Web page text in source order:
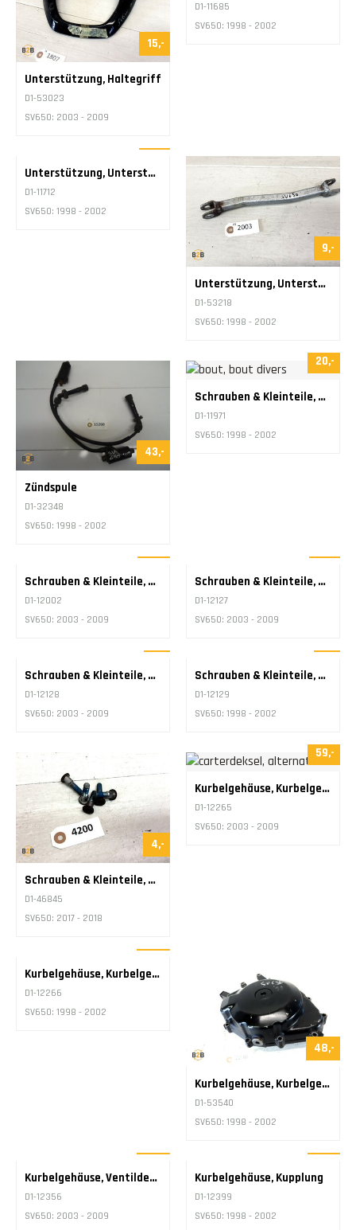
15,-
Unterstützung, Haltegriff
D1-53023
SV650: 2003 - 2009
D1-11685
SV650: 1998 - 2002
Unterstützung, Unterstützung Bremssattel Bremszange
D1-11712
SV650: 1998 - 2002
9,-
Unterstützung, Unterstützung Bremssattel Stange
D1-53218
SV650: 1998 - 2002
43,-
Zündspule
D1-32348
SV650: 1998 - 2002
20,-
Schrauben & Kleinteile, Bolzen Unterschiedlich
D1-11971
SV650: 1998 - 2002
Schrauben & Kleinteile, Bolzen Motorblock
D1-12002
SV650: 2003 - 2009
D1-12127
D1-12128
5,-
SV650: 1998 - 2002
4,-
59,-
43,-
48,-
43,- 53,-
Kurbelgehäuse, Kupplung